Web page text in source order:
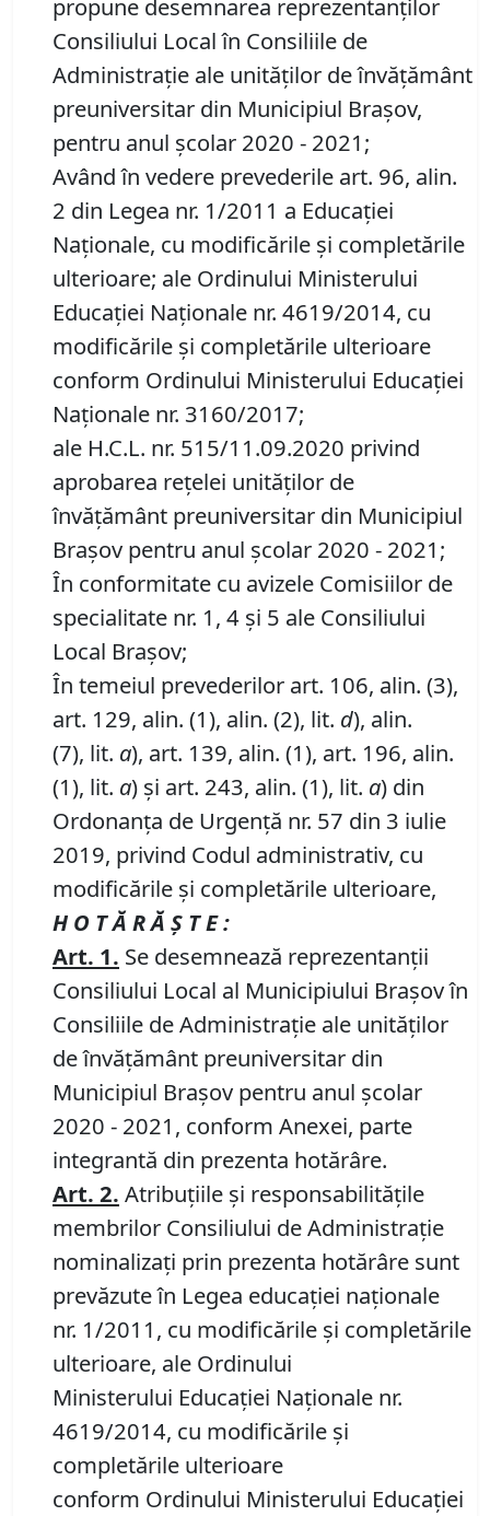
propune desemnarea reprezentanţilor
Consiliului Local în Consiliile de
Administraţie ale unităţilor de învăţământ
preuniversitar din Municipiul Braşov,
pentru anul şcolar 2020 - 2021;
Având în vedere prevederile art. 96, alin.
2 din Legea nr. 1/2011 a Educaţiei
Naţionale, cu modificările şi completările
ulterioare; ale Ordinului Ministerului
Educaţiei Naţionale nr. 4619/2014, cu
modificările şi completările ulterioare
conform Ordinului Ministerului Educaţiei
Naţionale nr. 3160/2017;
ale H.C.L. nr. 515/11.09.2020 privind
aprobarea reţelei unităţilor de
învăţământ preuniversitar din Municipiul
Braşov pentru anul şcolar 2020 - 2021;
În conformitate cu avizele Comisiilor de
specialitate nr. 1, 4 și 5 ale Consiliului
Local Brașov;
În temeiul prevederilor art. 106, alin. (3),
art. 129, alin. (1), alin. (2), lit. d), alin.
(7), lit. a), art. 139, alin. (1), art. 196, alin.
(1), lit. a) și art. 243, alin. (1), lit. a) din
Ordonanța de Urgență nr. 57 din 3 iulie
2019, privind Codul administrativ, cu
modificările și completările ulterioare,
H O T Ă R Ă Ş T E :
Art. 1. Se desemnează reprezentanţii
Consiliului Local al Municipiului Braşov în
Consiliile de Administraţie ale unităţilor
de învăţământ preuniversitar din
Municipiul Braşov pentru anul şcolar
2020 - 2021, conform Anexei, parte
integrantă din prezenta hotărâre.
Art. 2. Atribuţiile şi responsabilităţile
membrilor Consiliului de Administraţie
nominalizaţi prin prezenta hotărâre sunt
prevăzute în Legea educaţiei naţionale
nr. 1/2011, cu modificările şi completările
ulterioare, ale Ordinului
Ministerului Educaţiei Naţionale nr.
4619/2014, cu modificările şi
completările ulterioare
conform Ordinului Ministerului Educaţiei